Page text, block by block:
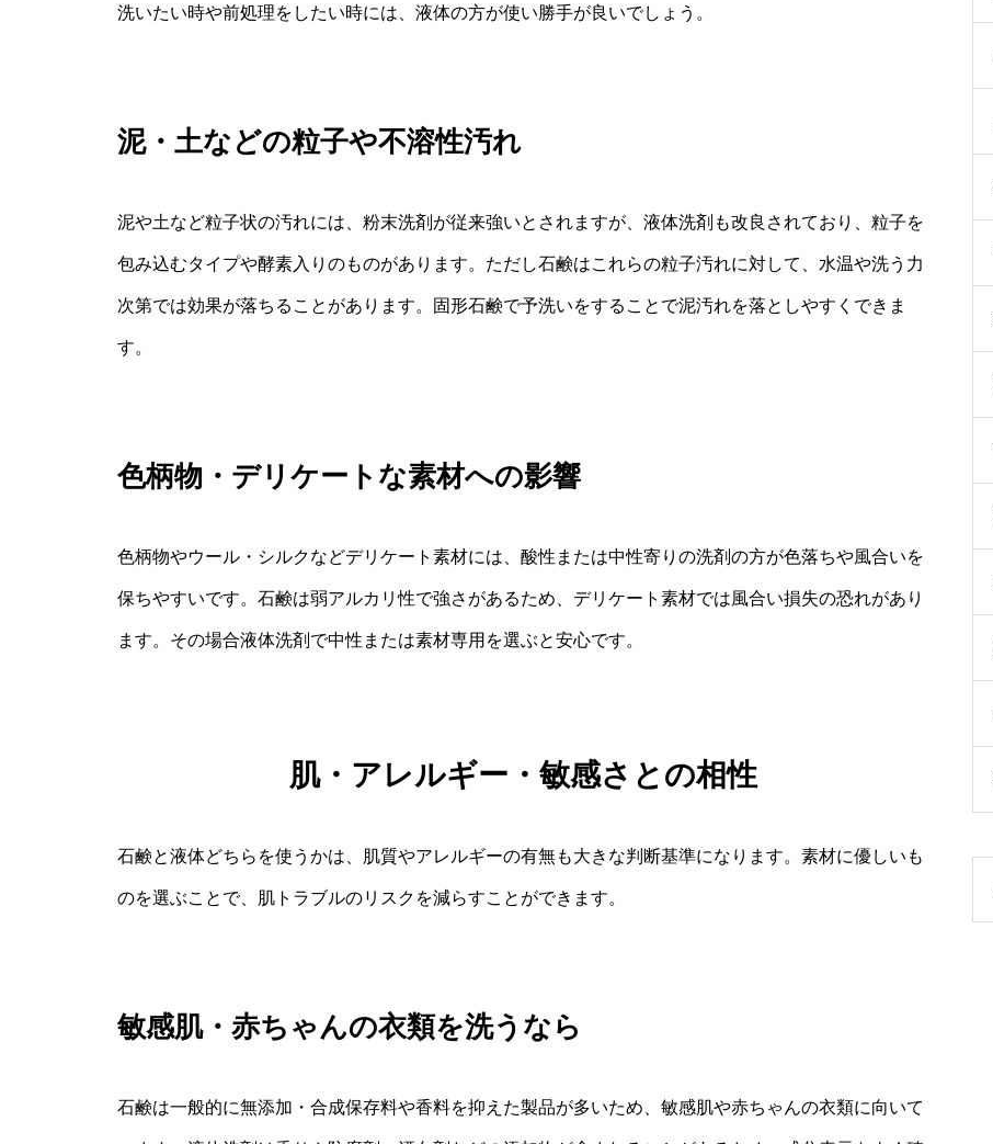
洗いたい時や前処理をしたい時には、液体の方が使い勝手が良いでしょう。
泥・土などの粒子や不溶性汚れ
泥や土など粒子状の汚れには、粉末洗剤が従来強いとされますが、液体洗剤も改良されており、粒子を
包み込むタイプや酵素入りのものがあります。ただし石鹸はこれらの粒子汚れに対して、水温や洗う力
次第では効果が落ちることがあります。固形石鹸で予洗いをすることで泥汚れを落としやすくできま
す。
色柄物・デリケートな素材への影響
色柄物やウール・シルクなどデリケート素材には、酸性または中性寄りの洗剤の方が色落ちや風合いを
保ちやすいです。石鹸は弱アルカリ性で強さがあるため、デリケート素材では風合い損失の恐れがあり
ます。その場合液体洗剤で中性または素材専用を選ぶと安心です。
肌・アレルギー・敏感さとの相性
石鹸と液体どちらを使うかは、肌質やアレルギーの有無も大きな判断基準になります。素材に優しいも
のを選ぶことで、肌トラブルのリスクを減らすことができます。
敏感肌・赤ちゃんの衣類を洗うなら
石鹸は一般的に無添加・合成保存料や香料を抑えた製品が多いため、敏感肌や赤ちゃんの衣類に向いて